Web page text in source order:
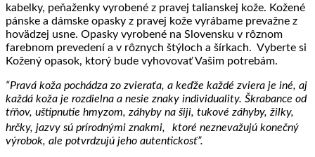
kabelky, peňaženky vyrobené z pravej talianskej kože. Kožené
pánske a dámske opasky z pravej kože vyrábame prevažne z
hovädzej usne. Opasky vyrobené na Slovensku v rôznom
farebnom prevedení a v rôznych štýloch a šírkach. Vyberte si
Kožený opasok, ktorý bude vyhovovať Vašim potrebám.
“Pravá koža pochádza zo zvieraťa, a keďže každé zviera je iné, aj
každá koža je rozdielna a nesie znaky individuality. Škrabance od
tŕňov, uštipnutie hmyzom, záhyby na šiji, tukové záhyby, žilky,
hrčky, jazvy sú prírodnými znakmi, ktoré neznevažujú konečný
výrobok, ale potvrdzujú jeho autentickosť”.